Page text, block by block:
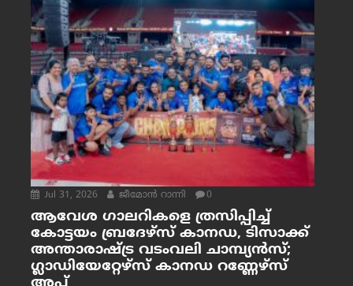
Jul 31, 2026 ജീമോന്‍ റാന്നി 0
ആവേശ ഗാലറികളെ ത്രസിപ്പിച്ച്
കോട്ടയം ബ്രദേഴ്‌സ് കാനഡ, ടിസാക്ക്
അന്താരാഷ്ട്ര വടംവലി ചാമ്പ്യന്‍സ്;
ഗ്ലാഡിയേറ്റേഴ്‌സ് കാനഡ റണ്ണേഴ്‌സ്